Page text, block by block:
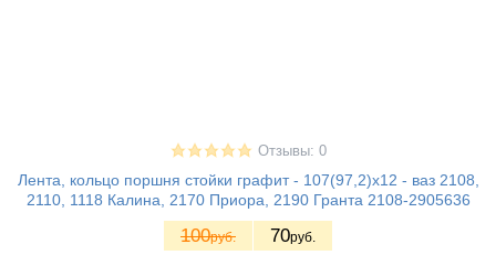
Отзывы: 0
Лента, кольцо поршня стойки графит - 107(97,2)х12 - ваз 2108,
2110, 1118 Калина, 2170 Приора, 2190 Гранта 2108-2905636
100руб. 70руб.